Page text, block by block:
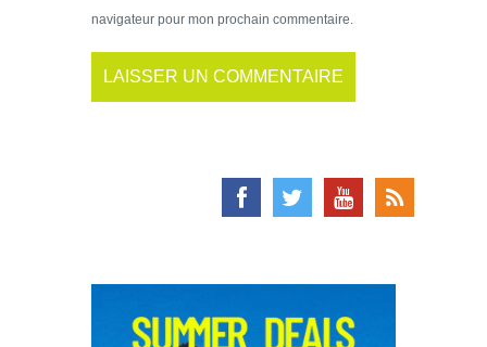
navigateur pour mon prochain commentaire.